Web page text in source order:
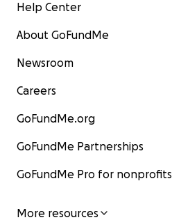
Help Center
About GoFundMe
Newsroom
Careers
GoFundMe.org
GoFundMe Partnerships
GoFundMe Pro for nonprofits
More resources